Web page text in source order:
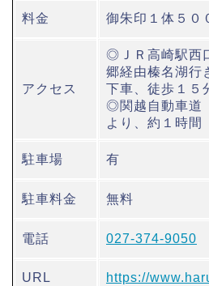
料金 御朱印１体５０
アクセス
◎ＪＲ高崎駅西
郷経由榛名湖行
下車、徒歩１５
◎関越自動車道
より、約１時間
駐車場 有
駐車料金 無料
電話 027-374-9050
URL https://